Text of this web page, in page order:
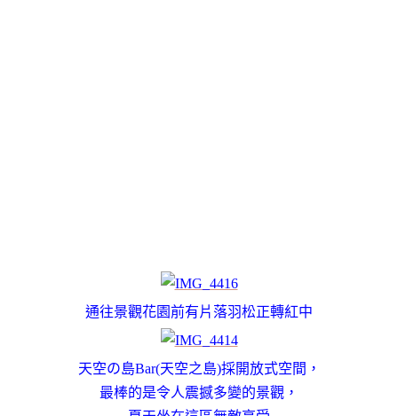
通往景觀花園前有片落羽松正轉紅中
天空の島Bar(天空之島)採開放式空間，
最棒的是令人震撼多變的景觀，